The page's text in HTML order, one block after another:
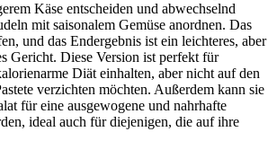
Käse entscheiden und abwechselnd
mit saisonalem Gemüse anordnen. Das
und das Endergebnis ist ein leichteres, aber
Gericht. Diese Version ist perfekt für
Diät einhalten, aber nicht auf den
verzichten möchten. Außerdem kann sie
für eine ausgewogene und nahrhafte
ideal auch für diejenigen, die auf ihre